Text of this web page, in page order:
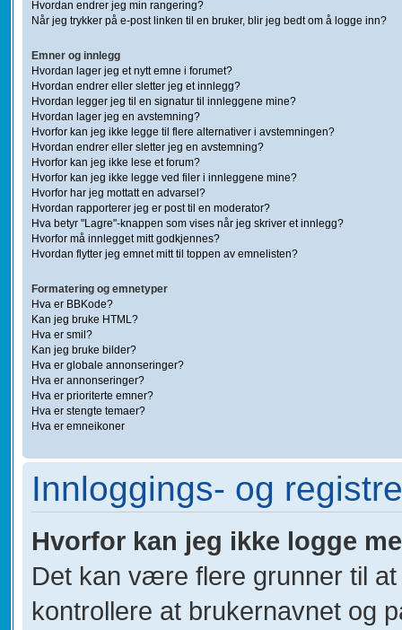
Hvordan endrer jeg min rangering?
Når jeg trykker på e-post linken til en bruker, blir jeg bedt om å logge inn?
Emner og innlegg
Hvordan lager jeg et nytt emne i forumet?
Hvordan endrer eller sletter jeg et innlegg?
Hvordan legger jeg til en signatur til innleggene mine?
Hvordan lager jeg en avstemning?
Hvorfor kan jeg ikke legge til flere alternativer i avstemningen?
Hvordan endrer eller sletter jeg en avstemning?
Hvorfor kan jeg ikke lese et forum?
Hvorfor kan jeg ikke legge ved filer i innleggene mine?
Hvorfor har jeg mottatt en advarsel?
Hvordan rapporterer jeg er post til en moderator?
Hva betyr "Lagre"-knappen som vises når jeg skriver et innlegg?
Hvorfor må innlegget mitt godkjennes?
Hvordan flytter jeg emnet mitt til toppen av emnelisten?
Formatering og emnetyper
Hva er BBKode?
Kan jeg bruke HTML?
Hva er smil?
Kan jeg bruke bilder?
Hva er globale annonseringer?
Hva er annonseringer?
Hva er prioriterte emner?
Hva er stengte temaer?
Hva er emneikoner
Innloggings- og
Hvorfor kan jeg ikke logge
Det kan være flere grunner til
kontrollere at brukernavnet og